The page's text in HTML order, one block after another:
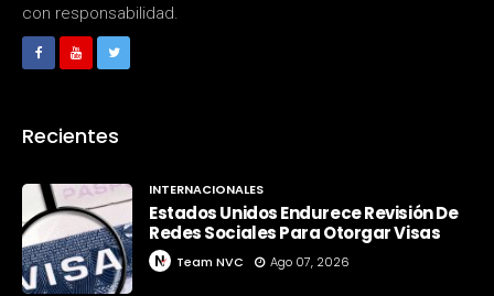
con responsabilidad.
Recientes
INTERNACIONALES
Estados Unidos Endurece Revisión De
Redes Sociales Para Otorgar Visas
Team NVC Ago 07, 2026